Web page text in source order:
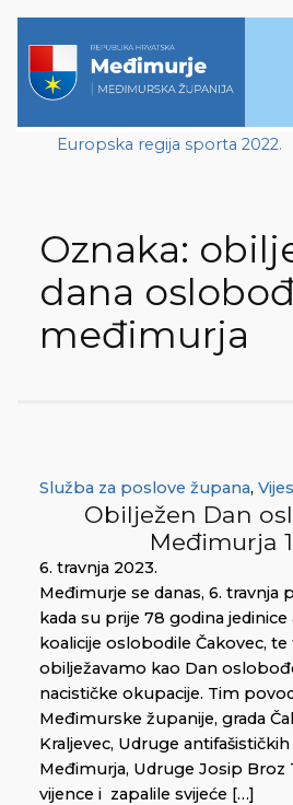
Europska regija sporta 2022.
Oznaka:
dana
međimurja
Služba za poslove župana,
Obilježen Dan
Međimurja
6. travnja 2023.
Međimurje se danas, 6. travnja
kada su prije 78 godina jedinice
koalicije oslobodile Čakovec, te
obilježavamo kao Dan
nacističke okupacije. Tim
Međimurske županije, grada
Kraljevec, Udruge
Međimurja, Udruge Josip
vijence i zapalile svijeće […]